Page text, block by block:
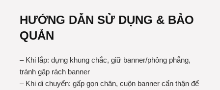
HƯỚNG DẪN SỬ DỤNG & BẢO
QUẢN
– Khi lắp: dựng khung chắc, giữ banner/phông phẳng,
tránh gập rách banner
– Khi di chuyển: gấp gọn chân, cuộn banner cẩn thận để